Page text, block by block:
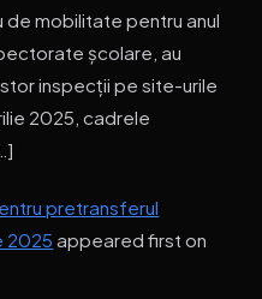
mobilitate pentru anul
școlare, au
inspecții pe site-urile
2025, cadrele
pretransferul
2025 appeared first on